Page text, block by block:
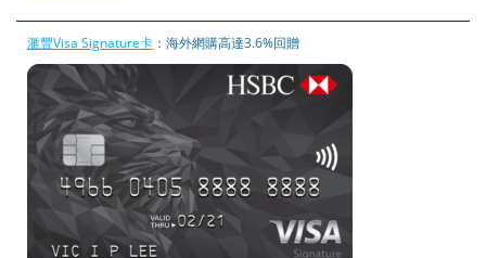
滙豐Visa Signature卡 ：海外網購高達3.6%回贈